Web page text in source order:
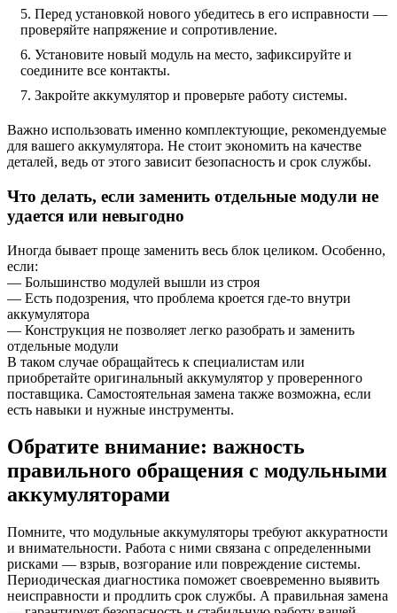
Перед установкой нового убедитесь в его исправности —
проверяйте напряжение и сопротивление.
Установите новый модуль на место, зафиксируйте и
соедините все контакты.
Закройте аккумулятор и проверьте работу системы.
Важно использовать именно комплектующие, рекомендуемые
для вашего аккумулятора. Не стоит экономить на качестве
деталей, ведь от этого зависит безопасность и срок службы.
Что делать, если заменить отдельные модули не
удается или невыгодно
Иногда бывает проще заменить весь блок целиком. Особенно,
если:
— Большинство модулей вышли из строя
— Есть подозрения, что проблема кроется где-то внутри
аккумулятора
— Конструкция не позволяет легко разобрать и заменить
отдельные модули
В таком случае обращайтесь к специалистам или
приобретайте оригинальный аккумулятор у проверенного
поставщика. Самостоятельная замена также возможна, если
есть навыки и нужные инструменты.
Обратите внимание: важность
правильного обращения с модульными
аккумуляторами
Помните, что модульные аккумуляторы требуют аккуратности
и внимательности. Работа с ними связана с определенными
рисками — взрыв, возгорание или повреждение системы.
Периодическая диагностика поможет своевременно выявить
неисправности и продлить срок службы. А правильная замена